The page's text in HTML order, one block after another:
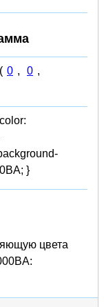
0 , 0 ,
}
цвета